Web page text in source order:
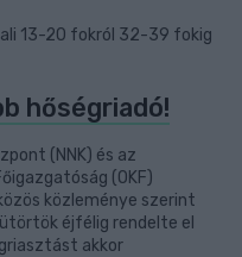
13-20 fokról 32-39 fokig
hőségriadó!
(NNK) és az
(OKF)
közleménye szerint
éjfélig rendelte el
akkor